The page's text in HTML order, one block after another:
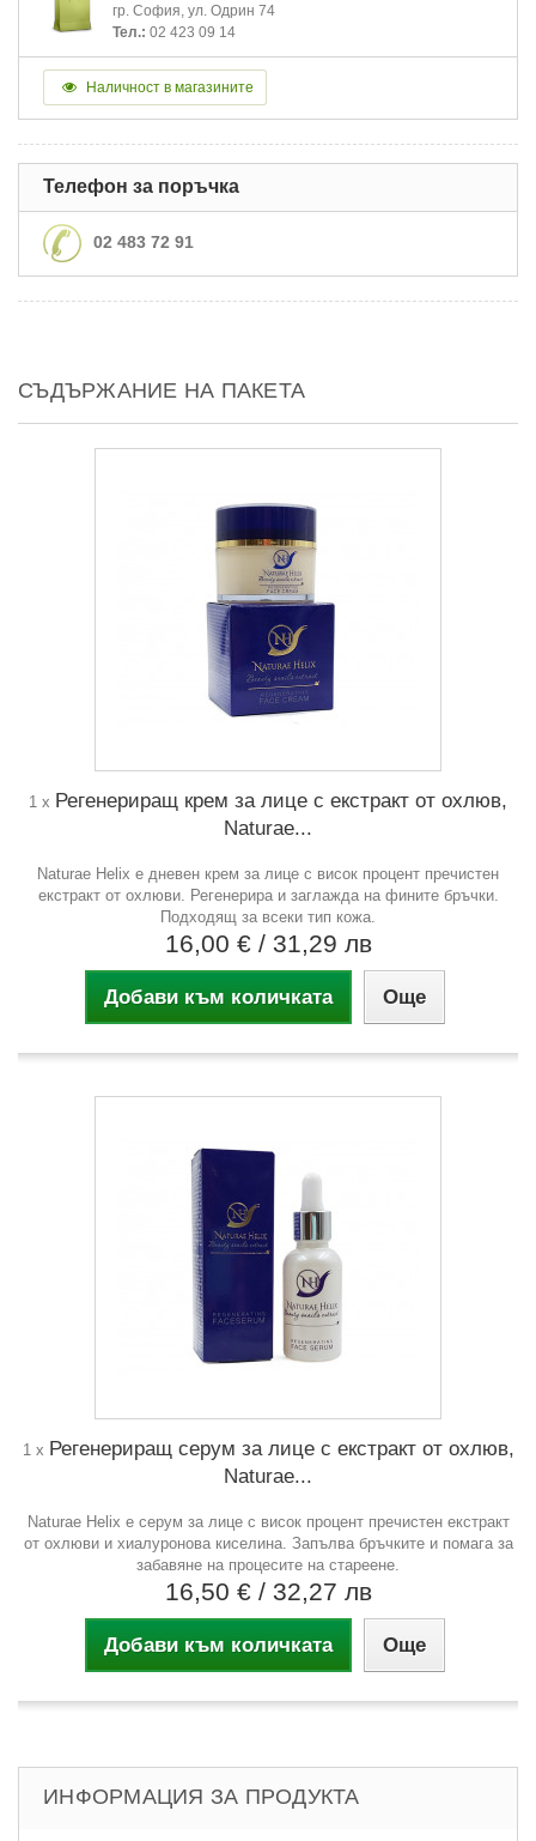
гр. София, ул. Одрин 74
Тел.: 02 423 09 14
Наличност в магазините
Телефон за поръчка
02 483 72 91
СЪДЪРЖАНИЕ НА ПАКЕТА
1 x Регенериращ крем за лице с екстракт от охлюв,
Naturae...
Naturae Helix е дневен крем за лице с висок процент пречистен
екстракт от охлюви. Регенерира и заглажда на фините бръчки.
Подходящ за всеки тип кожа.
16,00 € / 31,29 лв
Добави към количката Още
1 x Регенериращ серум за лице с екстракт от охлюв,
Naturae...
Naturae Helix е серум за лице с висок процент пречистен екстракт
от охлюви и хиалуронова киселина. Запълва бръчките и помага за
забавяне на процесите на стареене.
16,50 € / 32,27 лв
Добави към количката Още
ИНФОРМАЦИЯ ЗА ПРОДУКТА